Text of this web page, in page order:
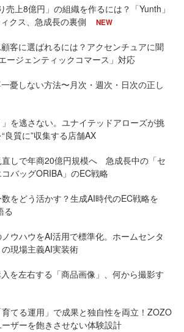
売上8億円」の組織を作るには？「Yunth」
クス、急成長の裏側
NEW
客に選ばれるには？アクセンチュアに聞
ージェンティックコマース」対応
憂しない方法〜月次・週次・日次の正し
」を逃さない。ユナイテッドアローズが挑
良質に”収集する店舗AX
直しで年商20億円規模へ 急成長中の「セ
バッグORIBA」のEC戦略
をどう活かす？生成AI時代のEC戦略を
る
ウハウをAI活用で標準化。ホームセンタ
現場主義AI実装術
を左右する「商品画像」、何から撮影す
育てる運用」で成果と独自性を両立！ZOZO
ザーを飽きさせない体験設計